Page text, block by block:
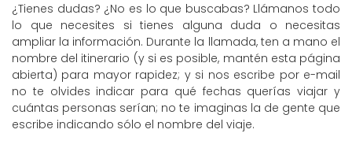
¿Tienes dudas? ¿No es lo que buscabas? Llámanos todo
lo que necesites si tienes alguna duda o necesitas
ampliar la información. Durante la llamada, ten a mano el
nombre del itinerario (y si es posible, mantén esta página
abierta) para mayor rapidez; y si nos escribe por e-mail
no te olvides indicar para qué fechas querías viajar y
cuántas personas serían; no te imaginas la de gente que
escribe indicando sólo el nombre del viaje.